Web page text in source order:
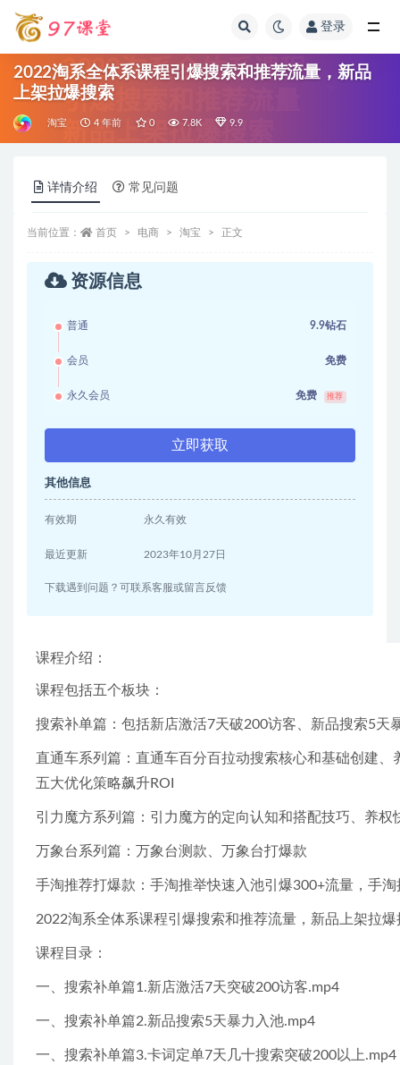
登录
2022淘系全体系课程引爆搜索和推荐流量，新品
上架拉爆搜索
淘宝 4 年前 0 7.8K 9.9
详情介绍 常见问题
当前位置： 首页 电商 淘宝 正文
资源信息
普通 9.9钻石
会员 免费
永久会员 免费 推荐
立即获取
其他信息
有效期 永久有效
最近更新 2023年10月27日
下载遇到问题？可联系客服或留言反馈
课程介绍：
课程包括五个板块：
搜索补单篇：包括新店激活7天破200访客、新品搜索5天
直通车系列篇：直通车百分百拉动搜索核心和基础创建
五大优化策略飙升ROI
引力魔方系列篇：引力魔方的定向认知和搭配技巧、养
万象台系列篇：万象台测款、万象台打爆款
手淘推荐打爆款：手淘推举快速入池引爆300+流量，手
2022淘系全体系课程引爆搜索和推荐流量，新品上架拉爆
课程目录：
一、搜索补单篇1.新店激活7天突破200访客.mp4
一、搜索补单篇2.新品搜索5天暴力入池.mp4
一、搜索补单篇3.卡词定单7天几十搜索突破200以上.mp4